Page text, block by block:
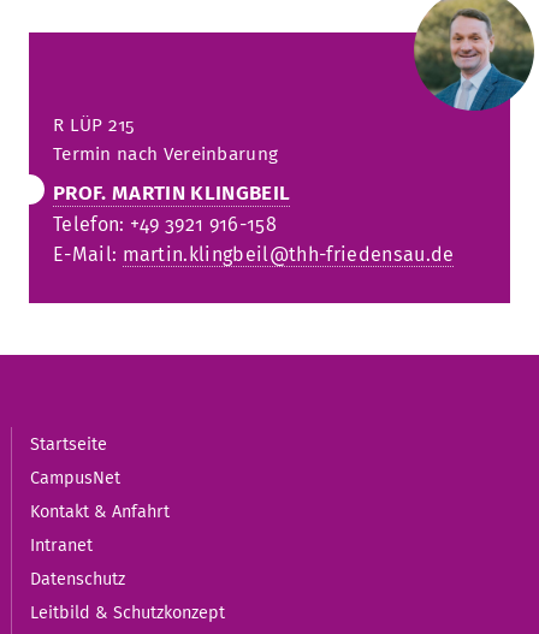
R LÜP 215
Termin nach Vereinbarung
PROF. MARTIN KLINGBEIL
Telefon: +49 3921 916-158
E-Mail: martin.klingbeil@thh-friedensau.de
Startseite
CampusNet
Kontakt & Anfahrt
Intranet
Datenschutz
Leitbild & Schutzkonzept